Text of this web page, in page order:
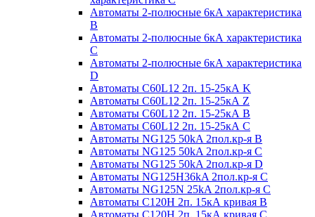
Автоматы 2-полюсные 6кА характеристика
B
Автоматы 2-полюсные 6кА характеристика
C
Автоматы 2-полюсные 6кА характеристика
D
Автоматы C60L12 2п. 15-25кА K
Автоматы C60L12 2п. 15-25кА Z
Автоматы C60L12 2п. 15-25кА B
Автоматы C60L12 2п. 15-25кА C
Автоматы NG125 50kA 2пол.кр-я B
Автоматы NG125 50kA 2пол.кр-я C
Автоматы NG125 50kA 2пол.кр-я D
Автоматы NG125H36kA 2пол.кр-я C
Автоматы NG125N 25kA 2пол.кр-я C
Автоматы С120H 2п. 15кА кривая B
Автоматы С120H 2п. 15кА кривая C